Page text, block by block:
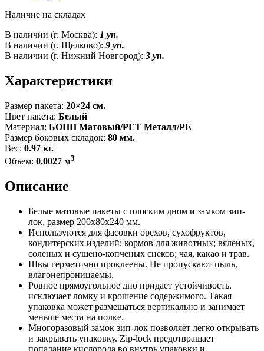
Наличие на складах
В наличии (г. Москва): 1 уп.
В наличии (г. Щелково): 9 уп.
В наличии (г. Нижний Новгород): 3 уп.
Характеристики
Размер пакета: 20×24 см.
Цвет пакета: Белый
Материал: БОПП Матовый/РЕТ Металл/РЕ
Размер боковых складок: 80 мм.
Вес: 0.97 кг.
Объем: 0.0027 м3
Описание
Белые матовые пакеты с плоским дном и замком зип-
лок, размер 200x80x240 мм.
Используются для фасовки орехов, сухофруктов,
кондитерских изделий; кормов для животных; вяленых,
соленых и сушено-копченых снеков; чая, какао и трав.
Швы герметично проклеены. Не пропускают пыль,
влагонепроницаемы.
Ровное прямоугольное дно придает устойчивость,
исключает ломку и крошение содержимого. Такая
упаковка может размещаться вертикально и занимает
меньше места на полке.
Многоразовый замок зип-лок позволяет легко открывать
и закрывать упаковку. Zip-lock предотвращает
попадание кислорода во внутрь упаковки и